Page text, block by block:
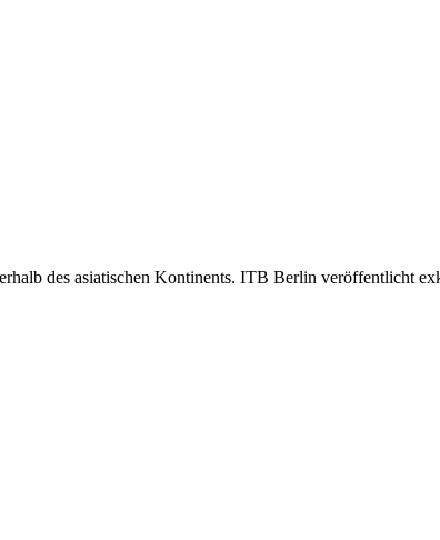
des asiatischen Kontinents. ITB Berlin veröffentlicht